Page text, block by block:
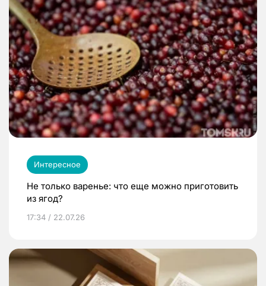
Интересное
Не только варенье: что еще можно приготовить
из ягод?
17:34 / 22.07.26